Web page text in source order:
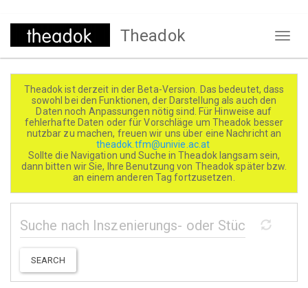
Direkt
Theadok
Theadok ist derzeit in der Beta-Version. Das bedeutet, dass
sowohl bei den Funktionen, der Darstellung als auch den
Daten noch Anpassungen nötig sind. Für Hinweise auf
fehlerhafte Daten oder für Vorschläge um Theadok besser
nutzbar zu machen, freuen wir uns über eine Nachricht an
theadok.tfm@univie.ac.at
Sollte die Navigation und Suche in Theadok langsam sein,
dann bitten wir Sie, Ihre Benutzung von Theadok später bzw.
an einem anderen Tag fortzusetzen.
SEARCH